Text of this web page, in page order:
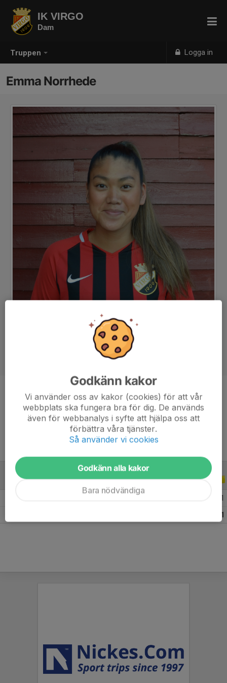
Truppen Logga in
IK VIRGO
Dam
Emma Norrhede
Position
Mittfältare
Ålder
27 år
A-LAGSSERIER 2024
1
1
Godkänn kakor
Vi använder oss av kakor (cookies) för att vår
webbplats ska fungera bra för dig. De används
även för webbanalys i syfte att hjälpa oss att
förbättra våra tjänster.
Så använder vi cookies
Godkänn alla kakor
Bara nödvändiga